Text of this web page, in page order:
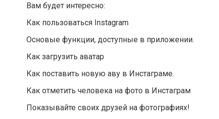
Вам будет интересно:
Как пользоваться Instagram
Основые функции, доступные в приложении.
Как загрузить аватар
Как поставить новую аву в Инстаграме.
Как отметить человека на фото в Инстаграм
Показывайте своих друзей на фотографиях!